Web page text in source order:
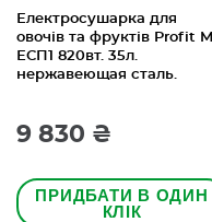
Електросушарка для
овочів та фруктів Profit M
ЕСП1 820вт. 35л.
нержавеющая сталь.
9 830 ₴
ПРИДБАТИ В ОДИН
КЛІК